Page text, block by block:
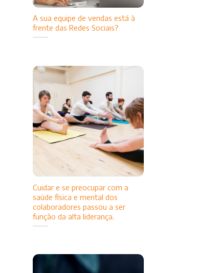
A sua equipe de vendas está à
frente das Redes Sociais?
Cuidar e se preocupar com a
saúde física e mental dos
colaboradores passou a ser
função da alta liderança.